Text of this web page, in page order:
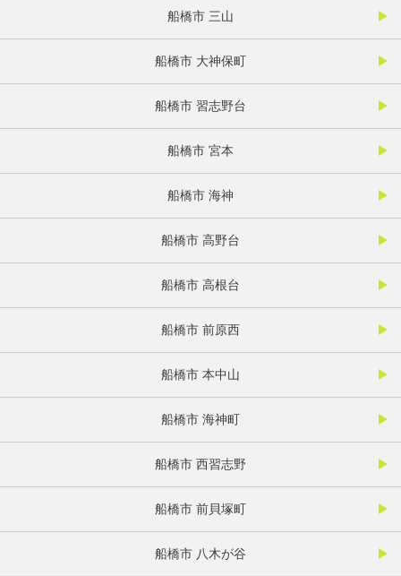
船橋市 三山
船橋市 大神保町
船橋市 習志野台
船橋市 宮本
船橋市 海神
船橋市 高野台
船橋市 高根台
船橋市 前原西
船橋市 本中山
船橋市 海神町
船橋市 西習志野
船橋市 前貝塚町
船橋市 八木が谷